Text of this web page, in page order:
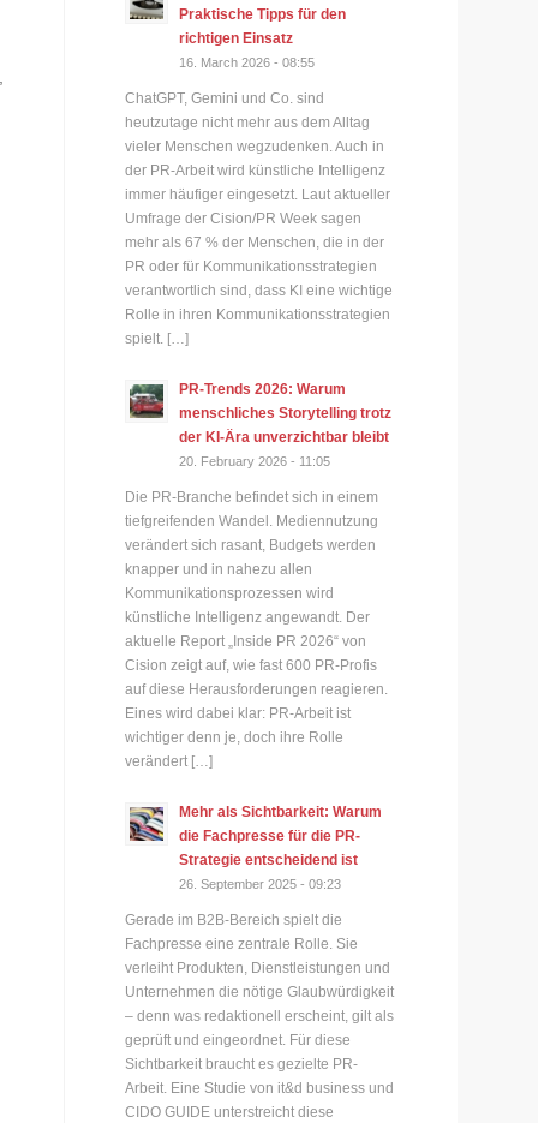
Praktische Tipps für den
richtigen Einsatz
16. March 2026 - 08:55
ChatGPT, Gemini und Co. sind
heutzutage nicht mehr aus dem Alltag
vieler Menschen wegzudenken. Auch in
der PR-Arbeit wird künstliche Intelligenz
immer häufiger eingesetzt. Laut aktueller
Umfrage der Cision/PR Week sagen
mehr als 67 % der Menschen, die in der
PR oder für Kommunikationsstrategien
verantwortlich sind, dass KI eine wichtige
Rolle in ihren Kommunikationsstrategien
spielt. […]
PR-Trends 2026: Warum
menschliches Storytelling trotz
der KI-Ära unverzichtbar bleibt
20. February 2026 - 11:05
Die PR-Branche befindet sich in einem
tiefgreifenden Wandel. Mediennutzung
verändert sich rasant, Budgets werden
knapper und in nahezu allen
Kommunikationsprozessen wird
künstliche Intelligenz angewandt. Der
aktuelle Report „Inside PR 2026“ von
Cision zeigt auf, wie fast 600 PR-Profis
auf diese Herausforderungen reagieren.
Eines wird dabei klar: PR-Arbeit ist
wichtiger denn je, doch ihre Rolle
verändert […]
Mehr als Sichtbarkeit: Warum
die Fachpresse für die PR-
Strategie entscheidend ist
26. September 2025 - 09:23
Gerade im B2B-Bereich spielt die
Fachpresse eine zentrale Rolle. Sie
verleiht Produkten, Dienstleistungen und
Unternehmen die nötige Glaubwürdigkeit
– denn was redaktionell erscheint, gilt als
geprüft und eingeordnet. Für diese
Sichtbarkeit braucht es gezielte PR-
Arbeit. Eine Studie von it&d business und
CIDO GUIDE unterstreicht diese